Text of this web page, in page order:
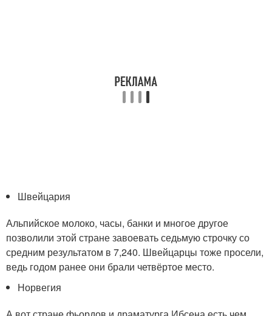
Швейцария
Альпийское молоко, часы, банки и многое другое
позволили этой стране завоевать седьмую строчку со
средним результатом в 7,240. Швейцарцы тоже просели,
ведь годом ранее они брали четвёртое место.
Норвегия